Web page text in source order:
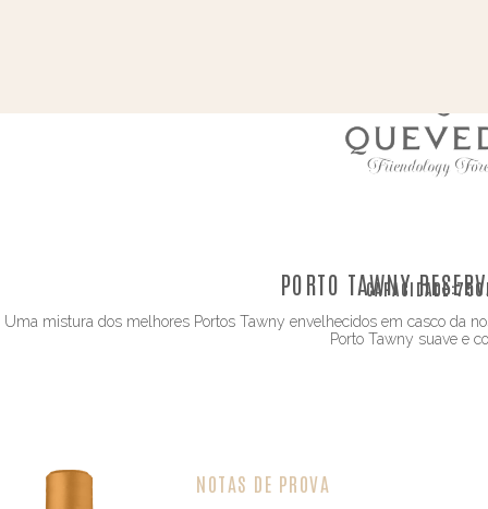
PORTO TAWNY
CAPACIDADE:
Uma mistura dos melhores Portos Tawny envelhecidos em casco da
Porto Tawny suave e
NOTAS DE PROVA